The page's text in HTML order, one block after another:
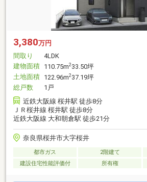
3,380万円
間取り
4LDK
建物面積 110.75m2 33.50坪
土地面積 122.96m2 37.19坪
総戸数
1戸
近鉄大阪線 桜井駅 徒歩8分
ＪＲ桜井線 桜井駅 徒歩8分
近鉄大阪線 大和朝倉駅 徒歩21分
奈良県桜井市大字桜井
都市ガス 2階建て
建設住宅性能評価付
所有権